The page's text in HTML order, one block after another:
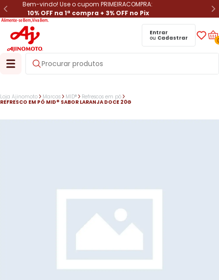
Bem-vindo! Use o cupom PRIMEIRACOMPRA:
10% OFF na 1ª compra + 3% OFF no Pix
Entrar
ou Cadastrar
Loja Ajinomoto Marcas MID® Refrescos em pó
REFRESCO EM PÓ MID® SABOR LARANJA DOCE 20G